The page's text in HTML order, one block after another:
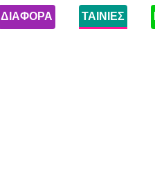
ΔΙΑΦΟΡΑ ΤΑΙΝΙΕΣ